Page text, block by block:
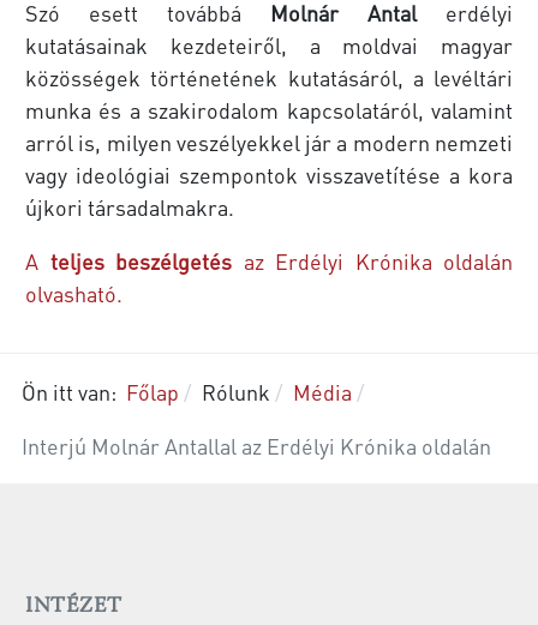
Szó esett továbbá Molnár Antalerdélyi
kutatásainak kezdeteiről, a moldvai magyar
közösségek történetének kutatásáról, a levéltári
munka és a szakirodalom kapcsolatáról, valamint
arról is, milyen veszélyekkel jár a modern nemzeti
vagy ideológiai szempontok visszavetítése a kora
újkori társadalmakra.
A teljes beszélgetés az Erdélyi Krónika oldalán
olvasható.
Ön itt van: Főlap Rólunk
Média
Interjú Molnár Antallal az Erdélyi Krónika oldalán
INTÉZET